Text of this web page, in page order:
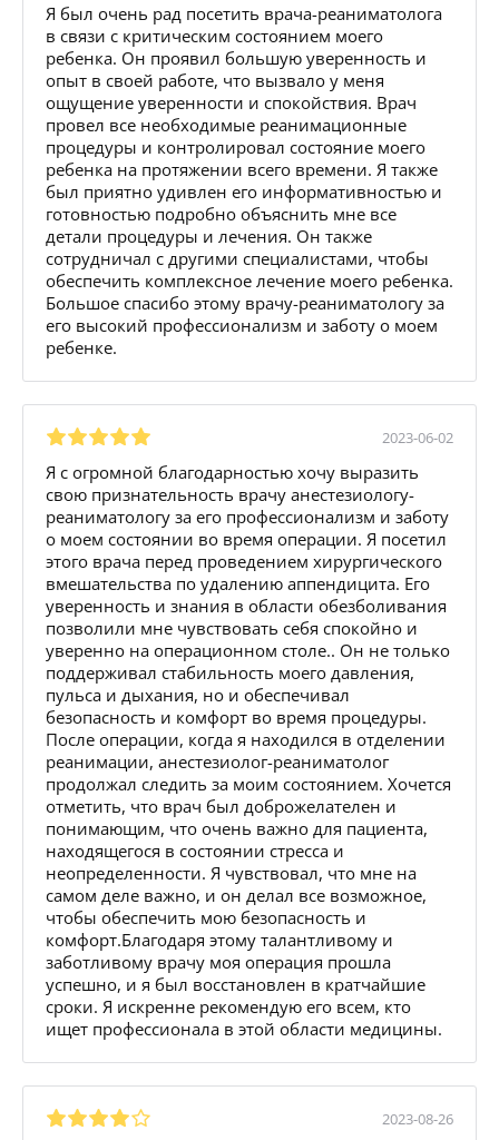
Я был очень рад посетить врача-реаниматолога
в связи с критическим состоянием моего
ребенка. Он проявил большую уверенность и
опыт в своей работе, что вызвало у меня
ощущение уверенности и спокойствия. Врач
провел все необходимые реанимационные
процедуры и контролировал состояние моего
ребенка на протяжении всего времени. Я также
был приятно удивлен его информативностью и
готовностью подробно объяснить мне все
детали процедуры и лечения. Он также
сотрудничал с другими специалистами, чтобы
обеспечить комплексное лечение моего ребенка.
Большое спасибо этому врачу-реаниматологу за
его высокий профессионализм и заботу о моем
ребенке.
2023-06-02
Я с огромной благодарностью хочу выразить
свою признательность врачу анестезиологу-
реаниматологу за его профессионализм и заботу
о моем состоянии во время операции. Я посетил
этого врача перед проведением хирургического
вмешательства по удалению аппендицита. Его
уверенность и знания в области обезболивания
позволили мне чувствовать себя спокойно и
уверенно на операционном столе.. Он не только
поддерживал стабильность моего давления,
пульса и дыхания, но и обеспечивал
безопасность и комфорт во время процедуры.
После операции, когда я находился в отделении
реанимации, анестезиолог-реаниматолог
продолжал следить за моим состоянием. Хочется
отметить, что врач был доброжелателен и
понимающим, что очень важно для пациента,
находящегося в состоянии стресса и
неопределенности. Я чувствовал, что мне на
самом деле важно, и он делал все возможное,
чтобы обеспечить мою безопасность и
комфорт.Благодаря этому талантливому и
заботливому врачу моя операция прошла
успешно, и я был восстановлен в кратчайшие
сроки. Я искренне рекомендую его всем, кто
ищет профессионала в этой области медицины.
2023-08-26